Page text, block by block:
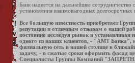
Банк надеется на дальнейшее
установления взаимовыгодных
Все большую известность приобретает
репутации и отличным отзывам о нашей
постоянно исследуя рынок и
одного из наших клиентов, - "АМТ
филиальную сеть в нашей столице в
задачу, - в сжатые сроки оформить фасад
Специалисты Группы Компаний